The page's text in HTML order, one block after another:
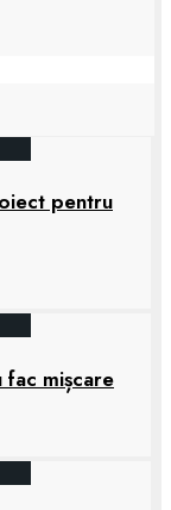
pentru
fac mișcare